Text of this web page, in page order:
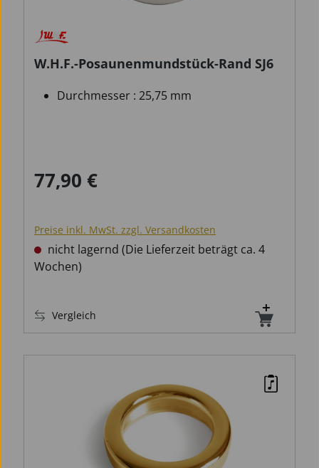
W.H.F.-Posaunenmundstück-Rand SJ6
Durchmesser : 25,75 mm
Regulärer Preis:
77,90 €
Preise inkl. MwSt. zzgl. Versandkosten
nicht lagernd (Die Lieferzeit beträgt ca. 4
Wochen)
Vergleich